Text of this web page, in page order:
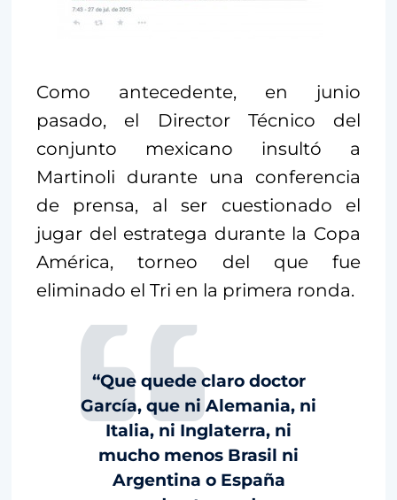
Como antecedente, en junio
pasado, el Director Técnico del
conjunto mexicano insultó a
Martinoli durante una conferencia
de prensa, al ser cuestionado el
jugar del estratega durante la Copa
América, torneo del que fue
eliminado el Tri en la primera ronda.
“Que quede claro doctor
García, que ni Alemania, ni
Italia, ni Inglaterra, ni
mucho menos Brasil ni
Argentina o España